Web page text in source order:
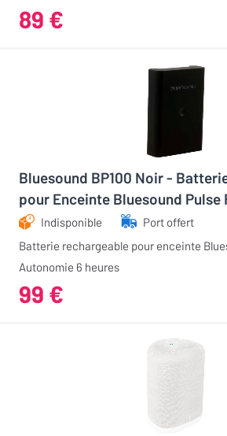
89 €
Bluesound BP100 Noir -
pour Enceinte Bluesound Pulse
Indisponible
Port offert
Batterie rechargeable pour enceinte
Autonomie 6 heures
99 €